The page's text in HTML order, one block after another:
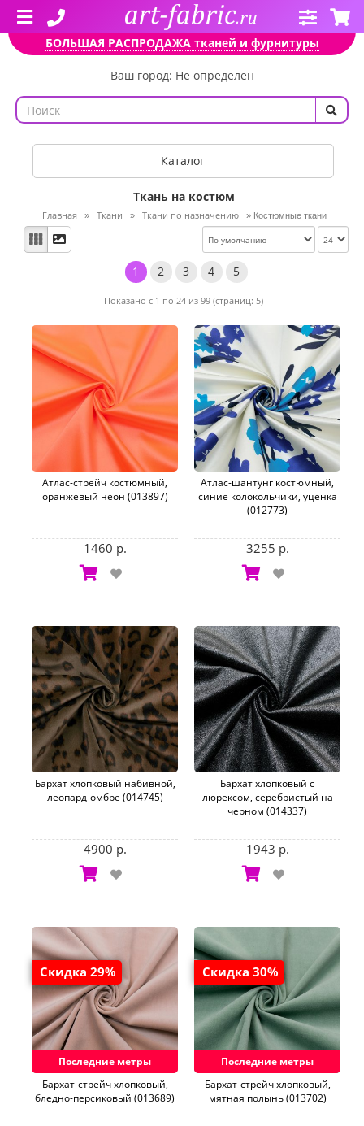
БОЛЬШАЯ РАСПРОДАЖА тканей и фурнитуры
Ваш город: Не определен
Каталог
Ткань на костюм
Главная » Ткани » Ткани по назначению » Костюмные ткани
1 2 3 4 5
Показано с 1 по 24 из 99 (страниц: 5)
Атлас-стрейч костюмный,
оранжевый неон (013897)
1460 р.
Атлас-шантунг костюмный,
синие колокольчики, уценка
(012773)
3255 р.
Бархат хлопковый набивной,
леопард-омбре (014745)
4900 р.
Бархат хлопковый с
люрексом, серебристый на
черном (014337)
1943 р.
Скидка 29%
Последние метры
Бархат-стрейч хлопковый,
бледно-персиковый (013689)
Скидка 30%
Последние метры
Бархат-стрейч хлопковый,
мятная полынь (013702)